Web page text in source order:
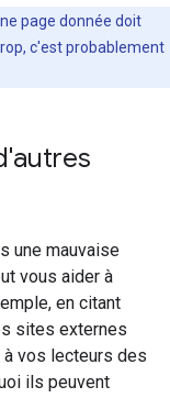
page donnée doit
c'est probablement
une mauvaise
vous aider à
en citant
sites externes
vos lecteurs des
ils peuvent